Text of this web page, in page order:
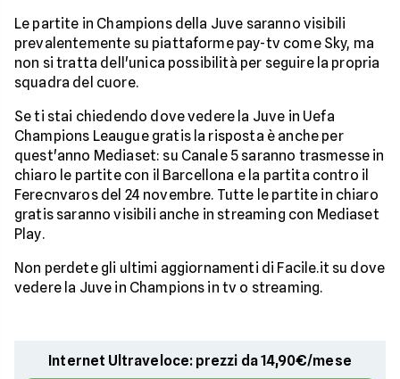
Le partite in Champions della Juve saranno visibili
prevalentemente su piattaforme pay-tv come Sky, ma
non si tratta dell'unica possibilità per seguire la propria
squadra del cuore.
Se ti stai chiedendo dove vedere la Juve in Uefa
Champions Leaugue gratis la risposta è anche per
quest'anno Mediaset: su Canale 5 saranno trasmesse in
chiaro le partite con il Barcellona e la partita contro il
Ferecnvaros del 24 novembre. Tutte le partite in chiaro
gratis saranno visibili anche in streaming con Mediaset
Play.
Non perdete gli ultimi aggiornamenti di Facile.it su dove
vedere la Juve in Champions in tv o streaming.
Internet Ultraveloce: prezzi da 14,90€/mese